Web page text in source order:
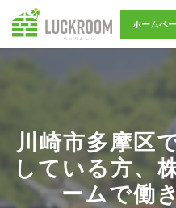
ホームペ
川崎市多摩区
している方、
ームで働